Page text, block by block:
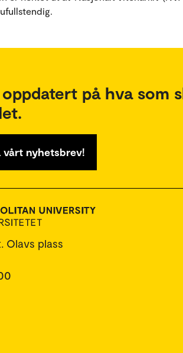
på hva som
vårt nyhetsbrev!
Olavs plass